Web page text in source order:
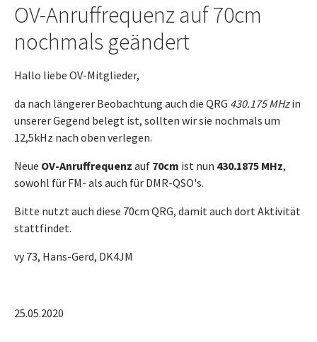
OV-Anruffrequenz auf 70cm
nochmals geändert
Hallo liebe OV-Mitglieder,
da nach längerer Beobachtung auch die QRG 430.175 MHzin
unserer Gegend belegt ist, sollten wir sie nochmals um
12,5kHz nach oben verlegen.
Neue OV-Anruffrequenz auf 70cm ist nun 430.1875 MHz,
sowohl für FM- als auch für DMR-QSO's.
Bitte nutzt auch diese 70cm QRG, damit auch dort Aktivität
stattfindet.
vy 73, Hans-Gerd, DK4JM
25.05.2020